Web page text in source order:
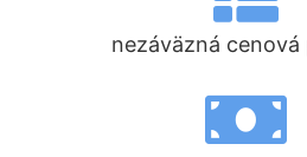
nezáväzná cenová